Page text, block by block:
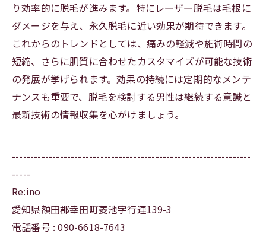
り効率的に脱毛が進みます。特にレーザー脱毛は毛根に
ダメージを与え、永久脱毛に近い効果が期待できます。
これからのトレンドとしては、痛みの軽減や施術時間の
短縮、さらに肌質に合わせたカスタマイズが可能な技術
の発展が挙げられます。効果の持続には定期的なメンテ
ナンスも重要で、脱毛を検討する男性は継続する意識と
最新技術の情報収集を心がけましょう。
-----------------------------------------------------------------
-----
Re:ino
愛知県額田郡幸田町菱池字行連139-3
電話番号 : 090-6618-7643